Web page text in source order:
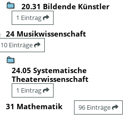
20.31 Bildende Künstler
1 Eintrag
24 Musikwissenschaft
10 Einträge
24.05 Systematische
Theaterwissenschaft
1 Eintrag
31 Mathematik 96 Einträge